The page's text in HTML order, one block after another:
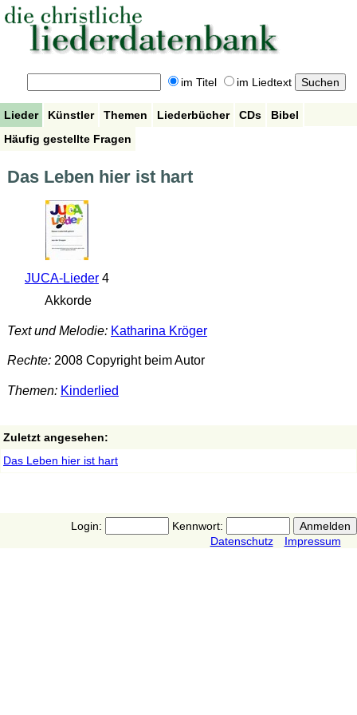
im Titel im Liedtext
Lieder Künstler Themen Liederbücher CDs
Bibel
Häufig gestellte Fragen
Das Leben hier ist hart
JUCA-Lieder4
Akkorde
Text und Melodie: Katharina Kröger
Rechte:2008 Copyright beim Autor
Themen: Kinderlied
Zuletzt angesehen:
Das Leben hier ist hart
Login:
Kennwort:
Datenschutz
Impressum